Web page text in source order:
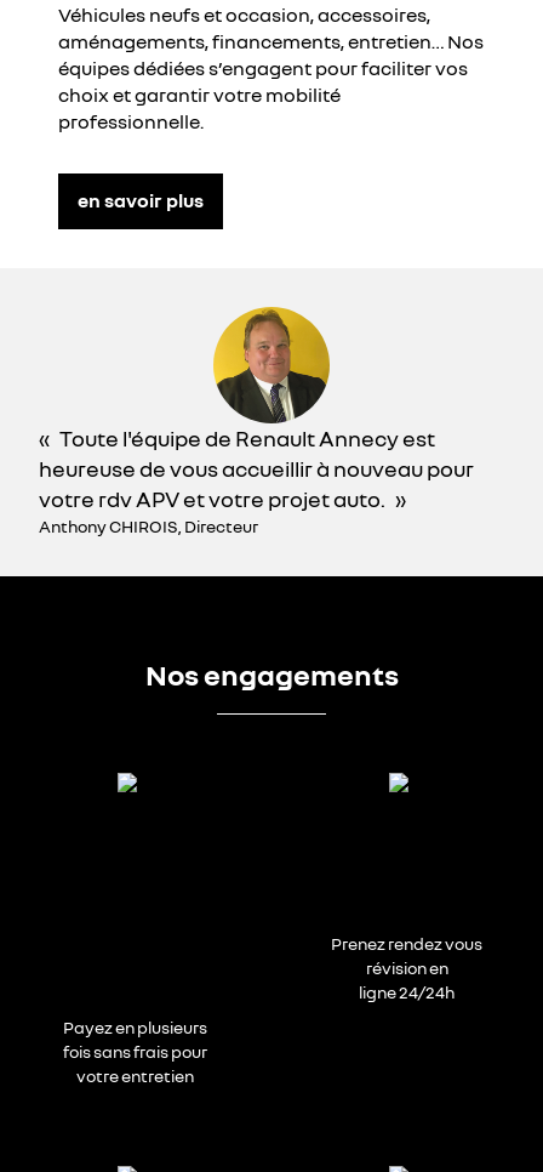
Véhicules neufs et occasion, accessoires,
aménagements, financements, entretien… Nos
équipes dédiées s’engagent pour faciliter vos
choix et garantir votre mobilité
professionnelle.
en savoir plus
Toute l'équipe de Renault Annecy est
heureuse de vous accueillir à nouveau pour
votre rdv APV et votre projet auto.
Anthony CHIROIS, Directeur
Nos engagements
Payez en plusieurs
fois sans frais pour
votre entretien
Prenez rendez vous
révision en
ligne 24/24h